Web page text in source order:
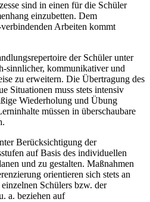
sind in einen für die Schüler
einzubetten. Dem
Arbeiten kommt
der Schüler unter
sinnlicher, kommunikativer und
zu erweitern. Die Übertragung des
Situationen muss stets intensiv
Wiederholung und Übung
müssen in überschaubare
Berücksichtigung der
auf Basis des individuellen
und zu gestalten. Maßnahmen
orientieren sich stets an
Schülers bzw. der
a. beziehen auf